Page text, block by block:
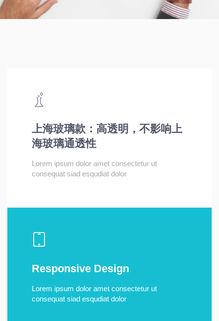
上海玻璃款：高透明，不影响上
海玻璃通透性
Lorem ipsum dolor amet consectetur ut
consequat siad esqudiat dolor
Responsive Design
Lorem ipsum dolor amet consectetur ut
consequat siad esqudiat dolor